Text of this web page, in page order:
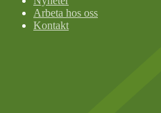
Arbeta hos oss
Kontakt